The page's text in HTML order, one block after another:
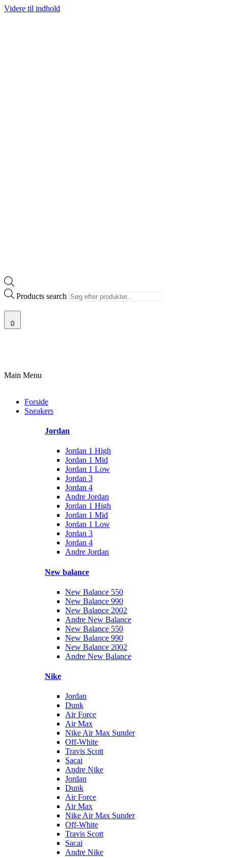
Videre til indhold
Products search
0
Main Menu
Forside
Sneakers
Jordan
Jordan 1 High
Jordan 1 Mid
Jordan 1 Low
Jordan 3
Jordan 4
Andre Jordan
Jordan 1 High
Jordan 1 Mid
Jordan 1 Low
Jordan 3
Jordan 4
Andre Jordan
New balance
New Balance 550
New Balance 990
New Balance 2002
Andre New Balance
New Balance 550
New Balance 990
New Balance 2002
Andre New Balance
Nike
Jordan
Dunk
Air Force
Air Max
Nike Air Max Sunder
Off-White
Travis Scott
Sacai
Andre Nike
Jordan
Dunk
Air Force
Air Max
Nike Air Max Sunder
Off-White
Travis Scott
Sacai
Andre Nike